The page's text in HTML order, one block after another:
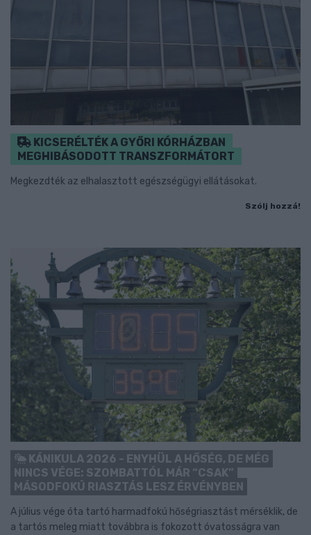
KICSERÉLTÉK A GYŐRI KÓRHÁZBAN
MEGHIBÁSODOTT TRANSZFORMÁTORT
Megkezdték az elhalasztott egészségügyi ellátásokat.
Szólj hozzá!
KÁNIKULA 2026 - ENYHÜL A HŐSÉG, DE MÉG
NINCS VÉGE: SZOMBATTÓL MÁR “CSAK”
MÁSODFOKÚ RIASZTÁS LESZ ÉRVÉNYBEN
A július vége óta tartó harmadfokú hőségriasztást mérséklik, de
a tartós meleg miatt továbbra is fokozott óvatosságra van